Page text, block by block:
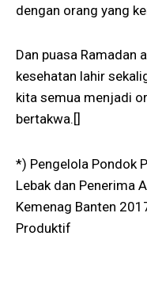
dengan orang yang
Dan puasa Ramadan
kesehatan lahir
kita semua menjadi
bertakwa.[]
*) Pengelola Pondok
Lebak dan Penerima
Kemenag Banten
Produktif